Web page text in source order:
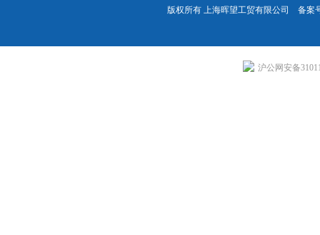
版权所有 上海晖望工贸有限公司 备案
沪公网安备